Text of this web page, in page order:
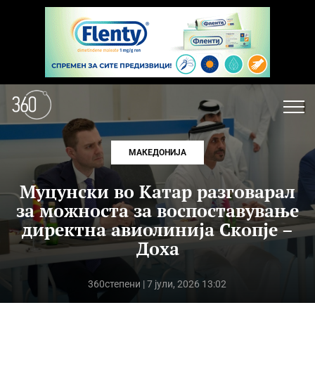
МАКЕДОНИЈА
Муцунски во Катар разговарал
за можноста за воспоставување
директна авиолинија Скопје –
Доха
360степени | 7 јули, 2026 13:02